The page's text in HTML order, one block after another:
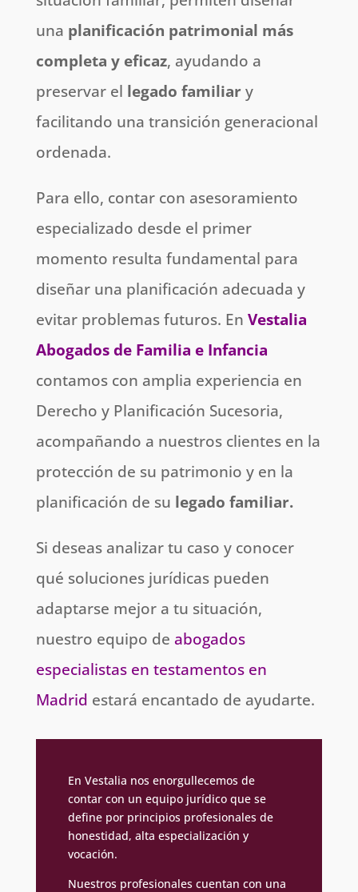
una planificación patrimonial más
completa y eficaz, ayudando a
preservar el legado familiary
facilitando una transición generacional
ordenada.
Para ello, contar con asesoramiento
especializado desde el primer
momento resulta fundamental para
diseñar una planificación adecuada y
evitar problemas futuros. En Vestalia
Abogados de Familia e Infancia
contamos con amplia experiencia en
Derecho y Planificación Sucesoria,
acompañando a nuestros clientes en la
protección de su patrimonio y en la
planificación de su legado familiar.
Si deseas analizar tu caso y conocer
qué soluciones jurídicas pueden
adaptarse mejor a tu situación,
nuestro equipo de abogados
especialistas en testamentos en
Madrid estará encantado de ayudarte.
En Vestalia nos enorgullecemos de
contar con un equipo jurídico que se
define por principios profesionales de
honestidad, alta especialización y
vocación.
Nuestros profesionales cuentan con una